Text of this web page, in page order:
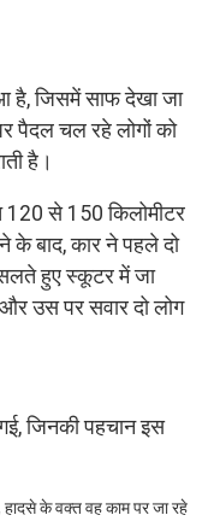
है, जिसमें साफ देखा जा
पैदल चल रहे लोगों को
है।
120 से 150 किलोमीटर
के बाद, कार ने पहले दो
हुए स्कूटर में जा
उस पर सवार दो लोग
जिनकी पहचान इस
हादसे के वक्त वह काम पर जा रहे